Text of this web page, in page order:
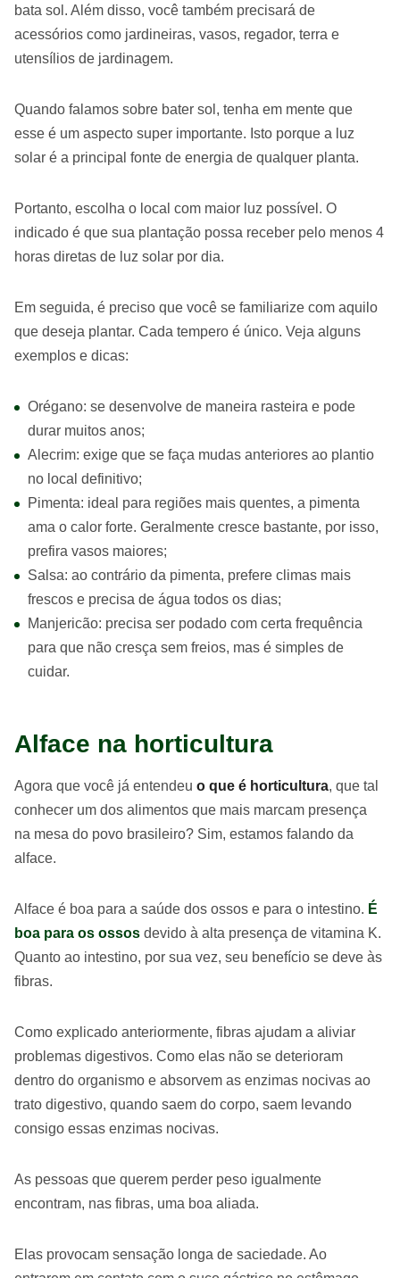
bata sol. Além disso, você também precisará de
acessórios como jardineiras, vasos, regador, terra e
utensílios de jardinagem.
Quando falamos sobre bater sol, tenha em mente que
esse é um aspecto super importante. Isto porque a luz
solar é a principal fonte de energia de qualquer planta.
Portanto, escolha o local com maior luz possível. O
indicado é que sua plantação possa receber pelo menos 4
horas diretas de luz solar por dia.
Em seguida, é preciso que você se familiarize com aquilo
que deseja plantar. Cada tempero é único. Veja alguns
exemplos e dicas:
Orégano: se desenvolve de maneira rasteira e pode
durar muitos anos;
Alecrim: exige que se faça mudas anteriores ao plantio
no local definitivo;
Pimenta: ideal para regiões mais quentes, a pimenta
ama o calor forte. Geralmente cresce bastante, por isso,
prefira vasos maiores;
Salsa: ao contrário da pimenta, prefere climas mais
frescos e precisa de água todos os dias;
Manjericão: precisa ser podado com certa frequência
para que não cresça sem freios, mas é simples de
cuidar.
Alface na horticultura
Agora que você já entendeu o que é horticultura, que tal
conhecer um dos alimentos que mais marcam presença
na mesa do povo brasileiro? Sim, estamos falando da
alface.
Alface é boa para a saúde dos ossos e para o intestino. É
boa para os ossos devido à alta presença de vitamina K.
Quanto ao intestino, por sua vez, seu benefício se deve às
fibras.
Como explicado anteriormente, fibras ajudam a aliviar
problemas digestivos. Como elas não se deterioram
dentro do organismo e absorvem as enzimas nocivas ao
trato digestivo, quando saem do corpo, saem levando
consigo essas enzimas nocivas.
As pessoas que querem perder peso igualmente
encontram, nas fibras, uma boa aliada.
Elas provocam sensação longa de saciedade. Ao